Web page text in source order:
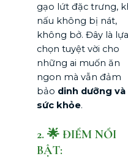
gạo lứt đặc trưng,
nấu không bị nát,
không bở. Đây là lựa
chọn tuyệt vời cho
những ai muốn ăn
ngon mà vẫn đảm
bảo dinh dưỡng và
sức khỏe.
2. 🌟 ĐIỂM NỔI
BẬT: